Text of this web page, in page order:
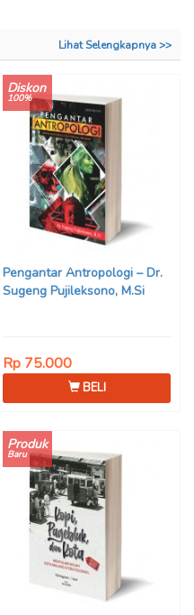
Lihat Selengkapnya >>
Diskon
100%
Pengantar Antropologi – Dr.
Sugeng Pujileksono, M.Si
Rp 75.000
BELI
Produk
Baru